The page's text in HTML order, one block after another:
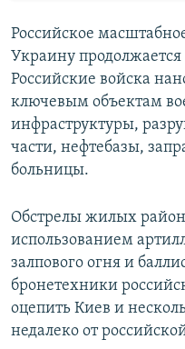
Российское
Украину продолжается
Российские войска
ключевым объектам
инфраструктуры,
части, нефтебазы,
больницы.
Обстрелы жилых
использованием
залпового огня и
бронетехники
оцепить Киев и
недалеко от